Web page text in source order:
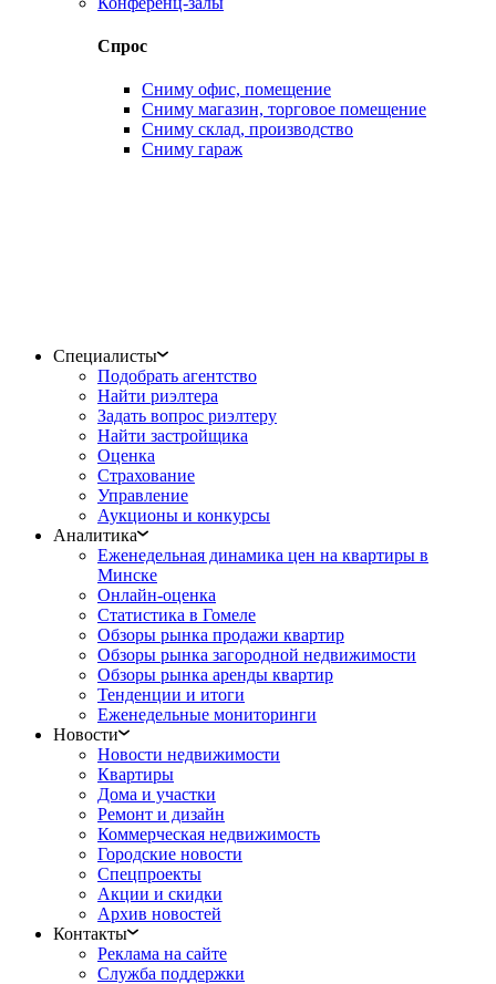
Спрос
Сниму офис, помещение
Сниму магазин, торговое помещение
Сниму склад, производство
Сниму гараж
Специалисты
Подобрать агентство
Найти риэлтера
Задать вопрос риэлтеру
Найти застройщика
Оценка
Страхование
Управление
Аукционы и конкурсы
Аналитика
Еженедельная динамика цен на квартиры в
Минске
Онлайн-оценка
Статистика в Гомеле
Обзоры рынка продажи квартир
Обзоры рынка загородной недвижимости
Обзоры рынка аренды квартир
Тенденции и итоги
Еженедельные мониторинги
Новости
Новости недвижимости
Квартиры
Дома и участки
Ремонт и дизайн
Коммерческая недвижимость
Городские новости
Спецпроекты
Акции и скидки
Архив новостей
Контакты
Реклама на сайте
Служба поддержки